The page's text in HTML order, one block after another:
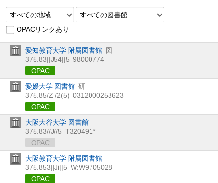
すべての地域
すべての図書館
OPACリンクあり
愛知教育大学 附属図書館 図
375.83||J54||5 98000774
OPAC
愛媛大学 図書館 研
375.85/ZI/2(5) 0312000253623
OPAC
大阪大谷大学 図書館
375.83//J//5 T320491*
OPAC
大阪教育大学 附属図書館
375.853||Ji||5 W:W9705028
OPAC